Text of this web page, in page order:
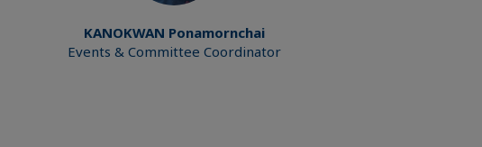
KANOKWAN Ponamornchai
Events & Committee Coordinator